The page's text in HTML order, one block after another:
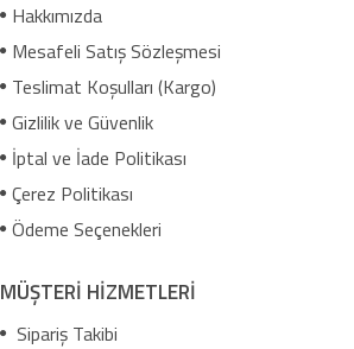
Hakkımızda
Mesafeli Satış Sözleşmesi
Teslimat Koşulları (Kargo)
Gizlilik ve Güvenlik
İptal ve İade Politikası
Çerez Politikası
Ödeme Seçenekleri
MÜŞTERİ HİZMETLERİ
Sipariş Takibi